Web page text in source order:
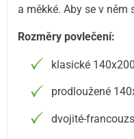
a měkké. Aby se v
Rozměry povlečení:
klasické
prodloužené
dvojité-